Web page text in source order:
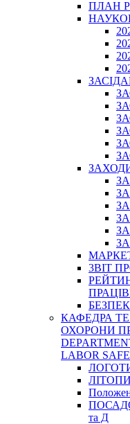
ПЛАН
3BIT
КАФЕДРА
ОХОРОНИ
LABOR
та Д